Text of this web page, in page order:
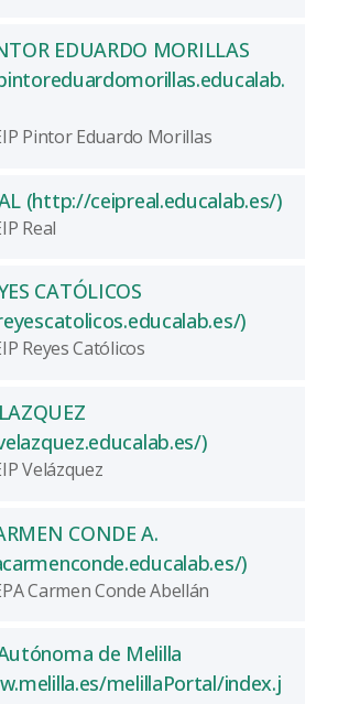
EDUARDO MORILLAS
nueva ventana)
Pintor Eduardo Morillas
(http://ceipreal.educalab.es/)(Abre
Real
CATÓLICOS
)
Reyes Católicos
)(Abre una
Velázquez
CONDE A.
)(Abre
Carmen Conde Abellán
de Melilla
melillaPortal/index.j